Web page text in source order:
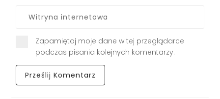
Zapamiętaj moje dane w tej przeglądarce
podczas pisania kolejnych komentarzy.